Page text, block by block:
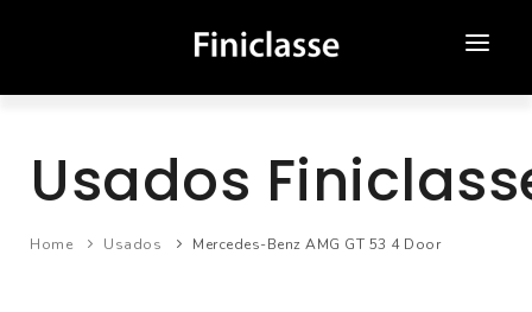
ATENDIMENTO ONLINE
Usados
Home Usados Mercedes-Benz AMG GT 53 4 Door